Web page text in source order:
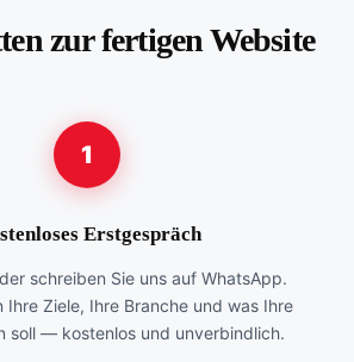
zur fertigen Website
1
Erstgespräch
schreiben Sie uns auf WhatsApp.
Ihre Ziele, Ihre Branche und was Ihre
soll — kostenlos und unverbindlich.